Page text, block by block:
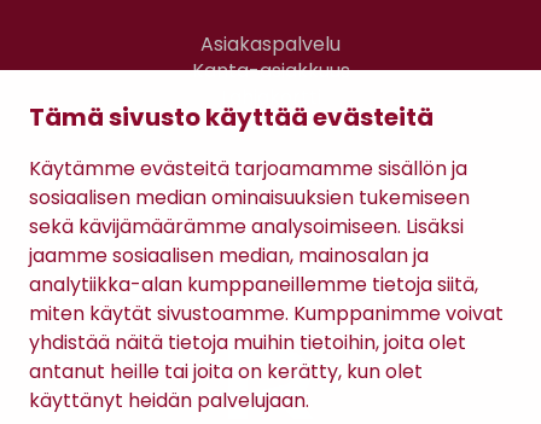
Tämä sivusto käyttää evästeitä
Käytämme evästeitä tarjoamamme sisällön ja
sosiaalisen median ominaisuuksien tukemiseen
sekä kävijämäärämme analysoimiseen. Lisäksi
jaamme sosiaalisen median, mainosalan ja
analytiikka-alan kumppaneillemme tietoja siitä,
miten käytät sivustoamme. Kumppanimme voivat
yhdistää näitä tietoja muihin tietoihin, joita olet
antanut heille tai joita on kerätty, kun olet
käyttänyt heidän palvelujaan.
Asiakaspalvelu
Kanta-asiakkuus
Gomee Ratsula Café
Sopimusehdot
Tietosuojaseloste
Maksutavat